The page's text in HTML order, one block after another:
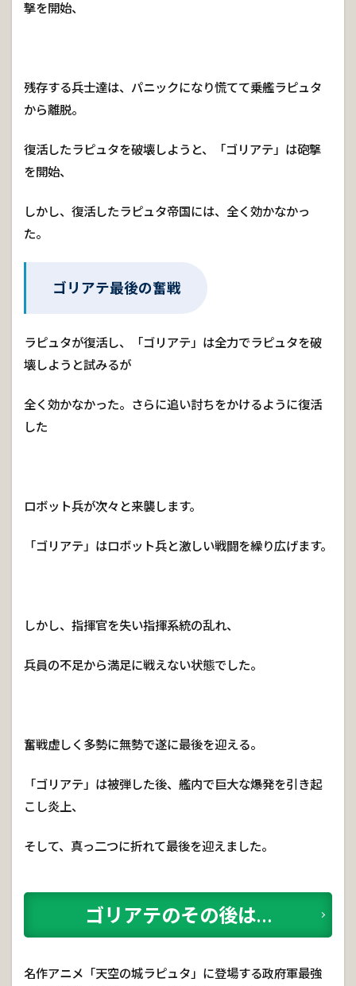
撃を開始、
残存する兵士達は、パニックになり慌てて乗艦ラピュタ
から離脱。
復活したラピュタを破壊しようと、「ゴリアテ」は砲撃
を開始、
しかし、復活したラピュタ帝国には、全く効かなかっ
た。
ゴリアテ最後の奮戦
ラピュタが復活し、「ゴリアテ」は全力でラピュタを破
壊しようと試みるが
全く効かなかった。さらに追い討ちをかけるように復活
した
ロボット兵が次々と来襲します。
「ゴリアテ」はロボット兵と激しい戦闘を繰り広げます。
しかし、指揮官を失い指揮系統の乱れ、
兵員の不足から満足に戦えない状態でした。
奮戦虚しく多勢に無勢で遂に最後を迎える。
「ゴリアテ」は被弾した後、艦内で巨大な爆発を引き起
こし炎上、
そして、真っ二つに折れて最後を迎えました。
ゴリアテのその後は…
名作アニメ「天空の城ラピュタ」に登場する政府軍最強